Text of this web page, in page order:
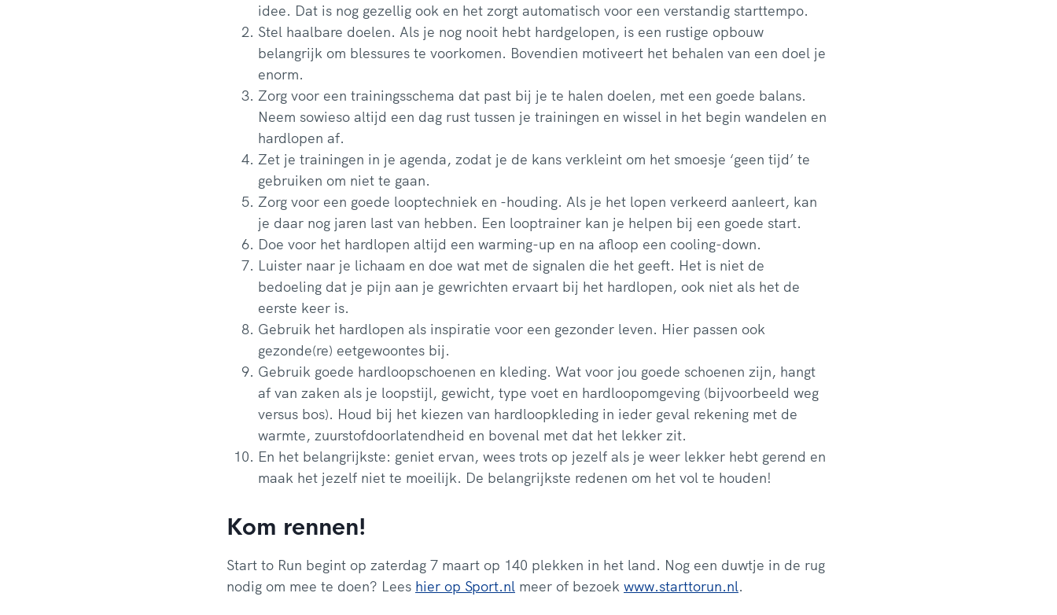
idee. Dat is nog gezellig ook en het zorgt automatisch voor een verstandig starttempo.
Stel haalbare doelen. Als je nog nooit hebt hardgelopen, is een rustige opbouw
belangrijk om blessures te voorkomen. Bovendien motiveert het behalen van een doel je
enorm.
Zorg voor een trainingsschema dat past bij je te halen doelen, met een goede balans.
Neem sowieso altijd een dag rust tussen je trainingen en wissel in het begin wandelen en
hardlopen af.
Zet je trainingen in je agenda, zodat je de kans verkleint om het smoesje ‘geen tijd’ te
gebruiken om niet te gaan.
Zorg voor een goede looptechniek en -houding. Als je het lopen verkeerd aanleert, kan
je daar nog jaren last van hebben. Een looptrainer kan je helpen bij een goede start.
Doe voor het hardlopen altijd een warming-up en na afloop een cooling-down.
Luister naar je lichaam en doe wat met de signalen die het geeft. Het is niet de
bedoeling dat je pijn aan je gewrichten ervaart bij het hardlopen, ook niet als het de
eerste keer is.
Gebruik het hardlopen als inspiratie voor een gezonder leven. Hier passen ook
gezonde(re) eetgewoontes bij.
Gebruik goede hardloopschoenen en kleding. Wat voor jou goede schoenen zijn, hangt
af van zaken als je loopstijl, gewicht, type voet en hardloopomgeving (bijvoorbeeld weg
versus bos). Houd bij het kiezen van hardloopkleding in ieder geval rekening met de
warmte, zuurstofdoorlatendheid en bovenal met dat het lekker zit.
En het belangrijkste: geniet ervan, wees trots op jezelf als je weer lekker hebt gerend en
maak het jezelf niet te moeilijk. De belangrijkste redenen om het vol te houden!
Kom rennen!
Start to Run begint op zaterdag 7 maart op 140 plekken in het land. Nog een duwtje in de rug
nodig om mee te doen? Lees hier op Sport.nl meer of bezoek www.starttorun.nl.